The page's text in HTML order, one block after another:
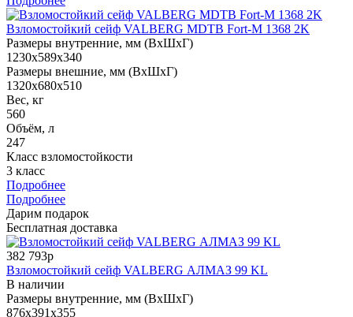
Взломостойкий сейф VALBERG MDTB Fort-M 1368 2K
Размеры внутренние, мм (ВхШхГ)
1230x589x340
Размеры внешние, мм (ВхШхГ)
1320x680x510
Вес, кг
560
Объём, л
247
Класс взломостойкости
3 класс
Подробнее
Подробнее
Дарим подарок
Бесплатная доставка
382 793р
Взломостойкий сейф VALBERG АЛМАЗ 99 KL
В наличии
Размеры внутренние, мм (ВхШхГ)
876x391x355